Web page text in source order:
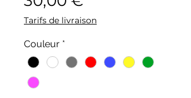
Tarifs de livraison
Couleur *